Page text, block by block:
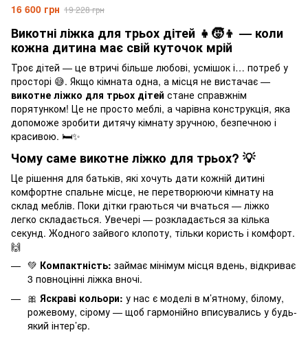
16 600 грн 19 228 грн
Викотні ліжка для трьох дітей 👧🧒👦 — коли
кожна дитина має свій куточок мрій
Троє дітей — це втричі більше любові, усмішок і… потреб у
просторі 😅. Якщо кімната одна, а місця не вистачає —
викотне ліжко для трьох дітей стане справжнім
порятунком! Це не просто меблі, а чарівна конструкція, яка
допоможе зробити дитячу кімнату зручною, безпечною і
красивою. 🛏️✨
Чому саме викотне ліжко для трьох? 💡
Це рішення для батьків, які хочуть дати кожній дитині
комфортне спальне місце, не перетворюючи кімнату на
склад меблів. Поки дітки граються чи вчаться — ліжко
легко складається. Увечері — розкладається за кілька
секунд. Жодного зайвого клопоту, тільки користь і комфорт.
🙌
💚 Компактність: займає мінімум місця вдень, відкриває
3 повноцінні ліжка вночі.
🎀 Яскраві кольори: у нас є моделі в м’ятному, білому,
рожевому, сірому — щоб гармонійно вписувались у будь-
який інтер’єр.